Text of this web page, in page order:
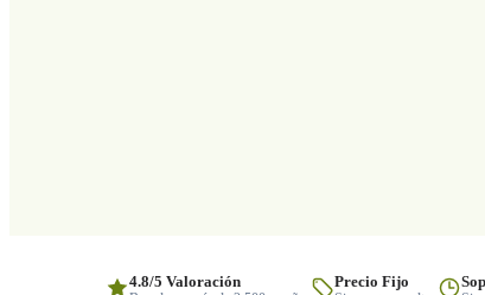
4.8/5 Valoración Precio Fijo